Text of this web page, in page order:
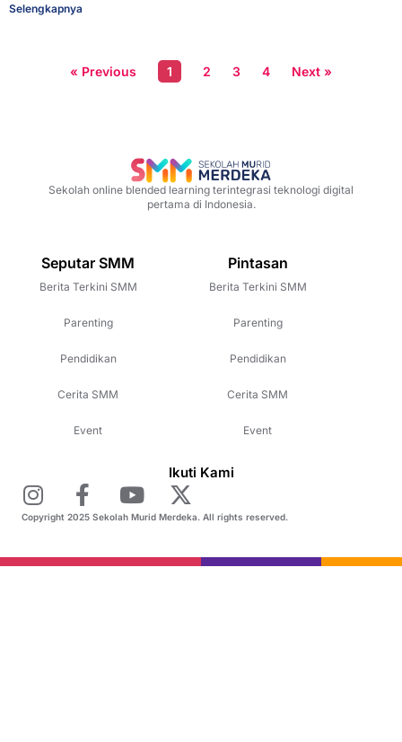
Selengkapnya
« Previous 1 2 3 4 Next »
Sekolah online blended learning terintegrasi teknologi digital
pertama di Indonesia.
Seputar SMM
Berita Terkini SMM
Parenting
Pendidikan
Cerita SMM
Event
Pintasan
Berita Terkini SMM
Parenting
Pendidikan
Cerita SMM
Event
Ikuti Kami
Copyright 2025 Sekolah Murid Merdeka. All rights reserved.